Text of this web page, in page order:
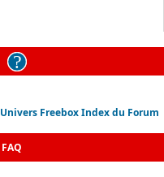
Univers Freebox Index du Forum
FAQ